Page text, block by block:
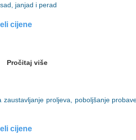
janjad i perad
cijene
Pročitaj više
zaustavljanje proljeva, poboljšanje
cijene